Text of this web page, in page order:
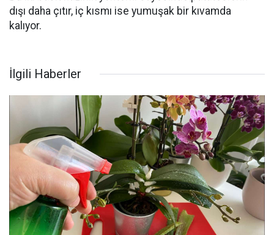
dışı daha çıtır, iç kısmı ise yumuşak bir kıvamda
kalıyor.
İlgili Haberler